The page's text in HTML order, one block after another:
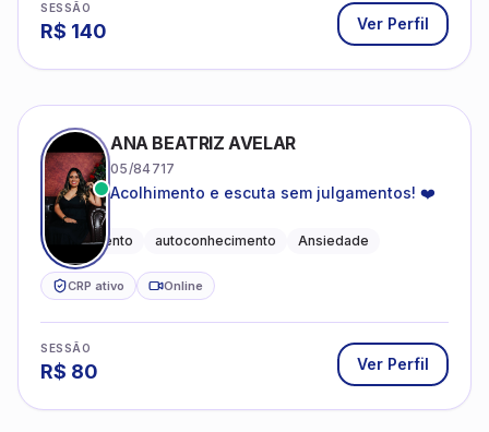
SESSÃO
R$ 140 Ver Perfil
ANA BEATRIZ AVELAR
05/84717
Acolhimento e escuta sem julgamentos! ❤️
Acolhimento autoconhecimento Ansiedade
CRP ativo Online
SESSÃO
R$ 80 Ver Perfil